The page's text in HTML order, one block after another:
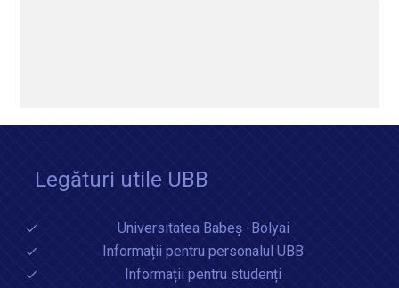
Legături utile UBB
Universitatea Babeș -Bolyai
Informații pentru personalul UBB
Informații pentru studenți